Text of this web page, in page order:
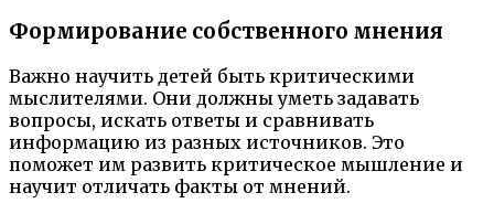
Формирование собственного мнения
Важно научить детей быть критическими
мыслителями. Они должны уметь задавать
вопросы, искать ответы и сравнивать
информацию из разных источников. Это
поможет им развить критическое мышление и
научит отличать факты от мнений.